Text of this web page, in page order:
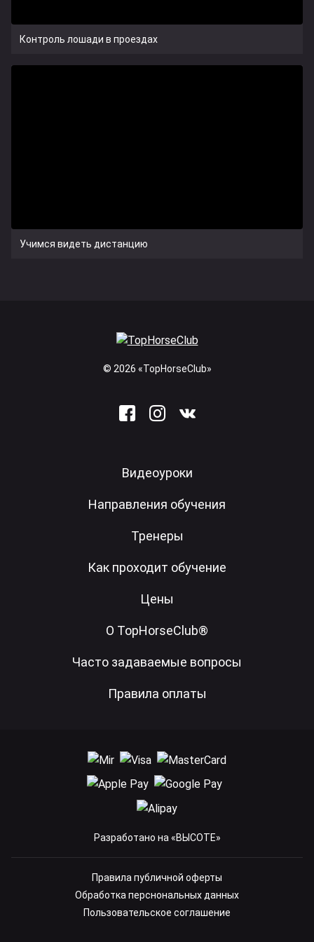
Контроль лошади в проездах
Учимся видеть дистанцию
Видеоуроки
Направления обучения
Тренеры
Как проходит обучение
Цены
О TopHorseClub®
Часто задаваемые вопросы
Правила оплаты
© 2026 «TopHorseClub»
Разработано на «ВЫСОТЕ»
Правила публичной оферты
Обработка перснональных данных
Пользовательское соглашение